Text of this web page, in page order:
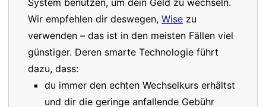
System benutzen, um dein Geld zu wechseln.
Wir empfehlen dir deswegen, Wise zu
verwenden – das ist in den meisten Fällen viel
günstiger. Deren smarte Technologie führt
dazu, dass:
du immer den echten Wechselkurs erhältst
und dir die geringe anfallende Gebühr